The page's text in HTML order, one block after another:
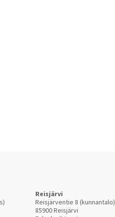
Reisjärvi
Reisjärventie 8 (kunnantalo)
85900 Reisjärvi